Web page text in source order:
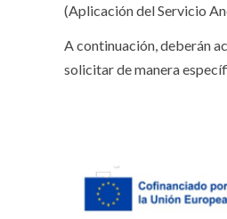
(Aplicación del Servicio
A continuación, deberán
solicitar de manera